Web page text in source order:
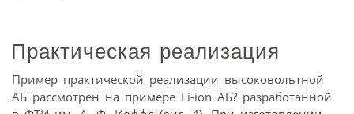
Практическая реализация
Пример практической реализации высоковольтной
АБ рассмотрен на примере Li-ion АБ? разработанной